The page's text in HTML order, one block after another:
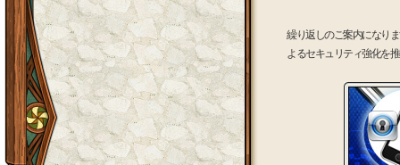
繰り返しのご案内になり
よるセキュリティ強化を